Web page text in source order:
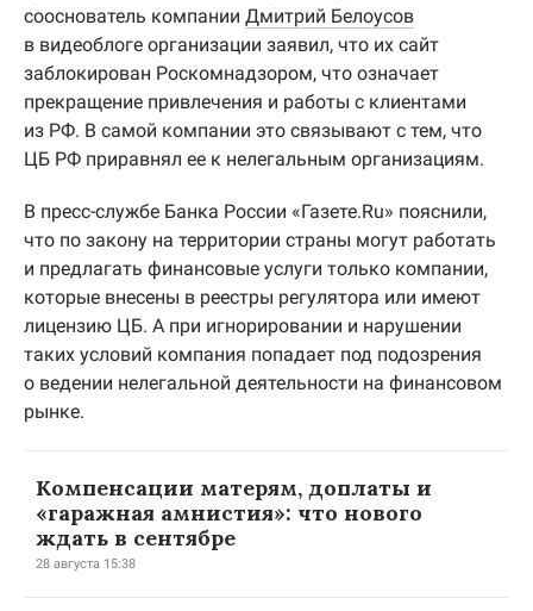
сооснователь компании Дмитрий Белоусов
в видеоблоге организации заявил, что их сайт
заблокирован Роскомнадзором, что означает
прекращение привлечения и работы с клиентами
из РФ. В самой компании это связывают с тем, что
ЦБ РФ приравнял ее к нелегальным организациям.
В пресс-службе Банка России «Газете.Ru» пояснили,
что по закону на территории страны могут работать
и предлагать финансовые услуги только компании,
которые внесены в реестры регулятора или имеют
лицензию ЦБ. А при игнорировании и нарушении
таких условий компания попадает под подозрения
о ведении нелегальной деятельности на финансовом
рынке.
Компенсации матерям, доплаты и
«гаражная амнистия»: что нового
ждать в сентябре
28 августа 15:38